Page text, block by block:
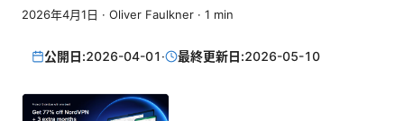
2026年4月1日 · Oliver Faulkner · 1 min
公開日:2026-04-01· 最終更新日:2026-05-10